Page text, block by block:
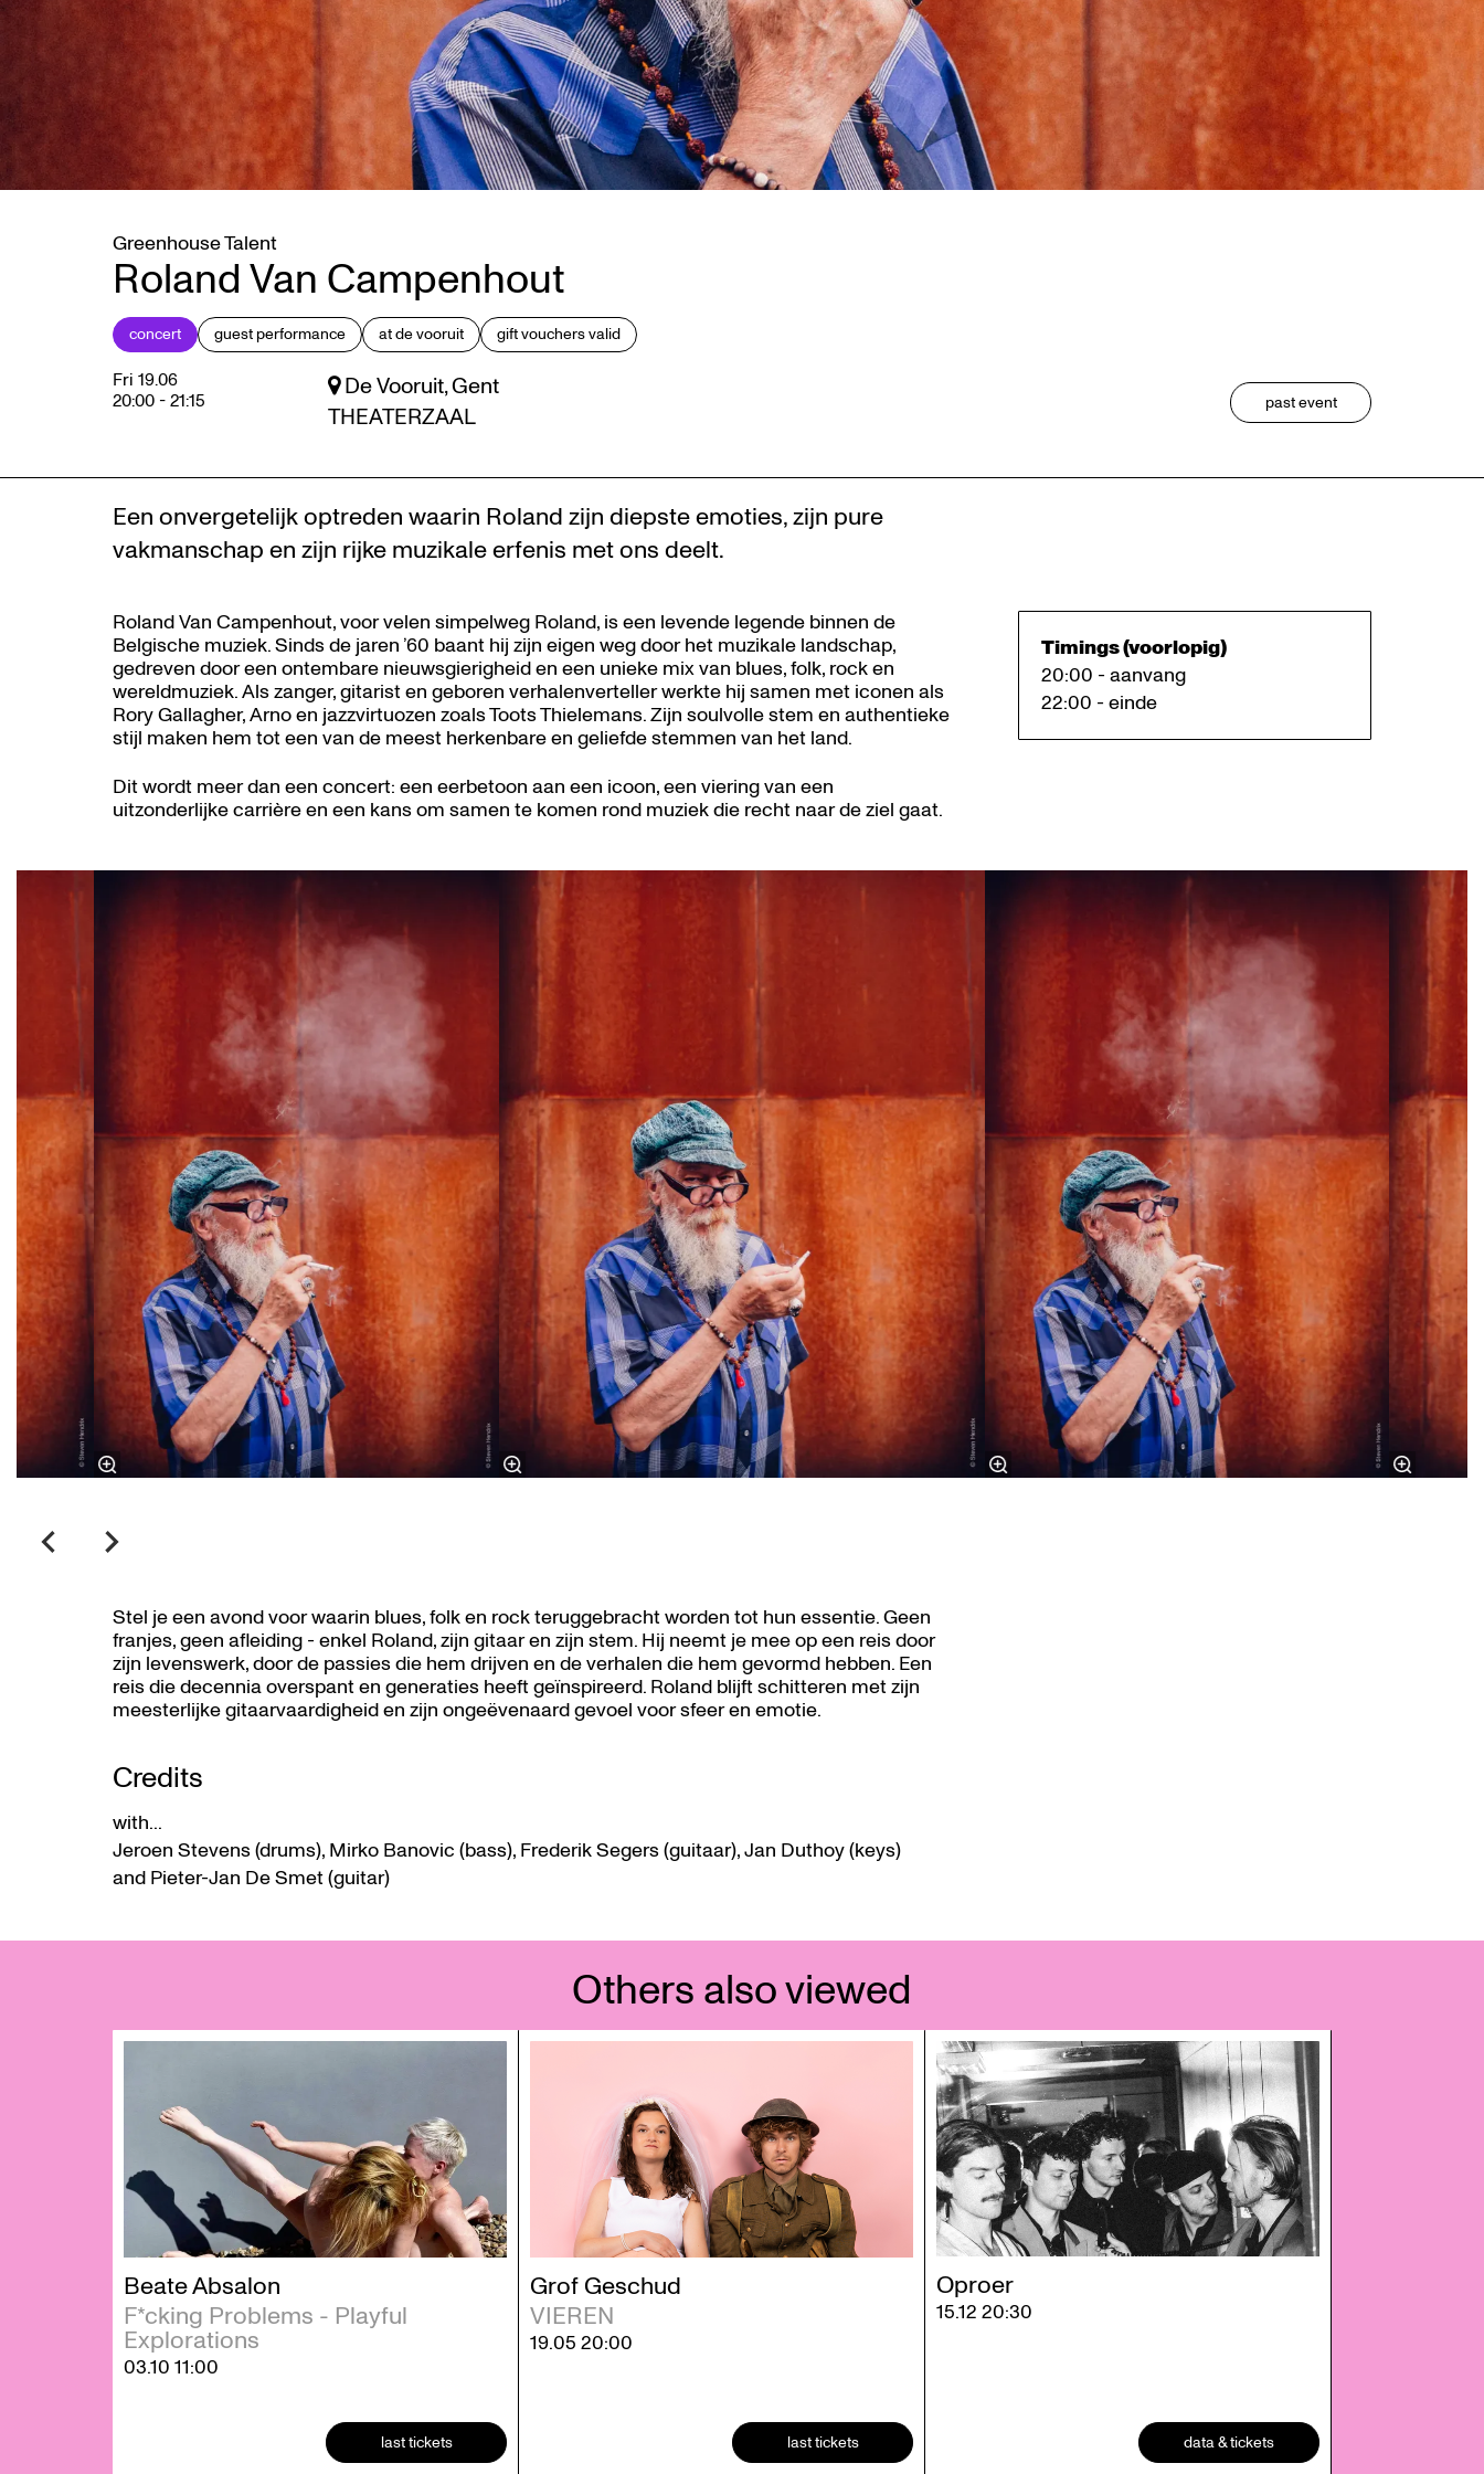
Roland Van Campenhout
Greenhouse Talent
concert guest performance at de vooruit gift vouchers valid
Fri 19.06
20:00 -21:15
De Vooruit, Gent
THEATERZAAL
past event
Een onvergetelijk optreden waarin Roland zijn diepste emoties, zijn pure
vakmanschap en zijn rijke muzikale erfenis met ons deelt.
Roland Van Campenhout, voor velen simpelweg Roland, is een levende legende binnen de
Belgische muziek. Sinds de jaren ’60 baant hij zijn eigen weg door het muzikale landschap,
gedreven door een ontembare nieuwsgierigheid en een unieke mix van blues, folk, rock en
wereldmuziek. Als zanger, gitarist en geboren verhalenverteller werkte hij samen met iconen als
Rory Gallagher, Arno en jazzvirtuozen zoals Toots Thielemans. Zijn soulvolle stem en authentieke
stijl maken hem tot een van de meest herkenbare en geliefde stemmen van het land.
Dit wordt meer dan een concert: een eerbetoon aan een icoon, een viering van een
uitzonderlijke carrière en een kans om samen te komen rond muziek die recht naar de ziel gaat.
Timings (voorlopig)
20:00 - aanvang
22:00 - einde
Zoom
Stel je een avond voor waarin blues, folk en rock teruggebracht worden tot hun essentie. Geen
franjes, geen afleiding - enkel Roland, zijn gitaar en zijn stem. Hij neemt je mee op een reis door
zijn levenswerk, door de passies die hem drijven en de verhalen die hem gevormd hebben. Een
reis die decennia overspant en generaties heeft geïnspireerd. Roland blijft schitteren met zijn
meesterlijke gitaarvaardigheid en zijn ongeëvenaard gevoel voor sfeer en emotie.
Credits
with...
Jeroen Stevens (drums), Mirko Banovic (bass), Frederik Segers (guitaar), Jan Duthoy (keys)
and Pieter-Jan De Smet (guitar)
Others also viewed
Skip
Beate Absalon
F*cking Problems - Playful
Explorations
03.10 11:00
last tickets
Grof Geschud
VIEREN
19.05 20:00
last tickets
Oproer
15.12 20:30
data & tickets